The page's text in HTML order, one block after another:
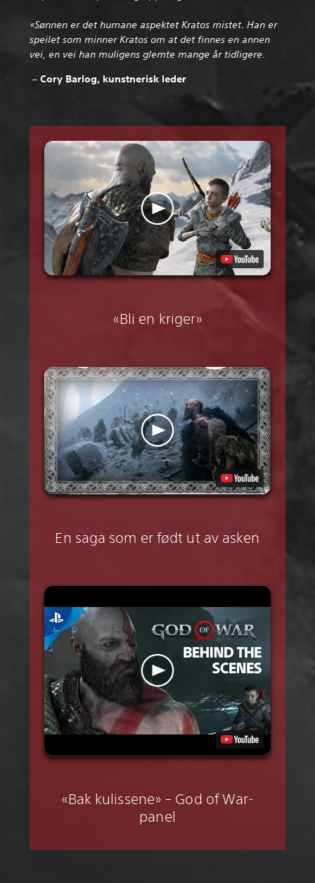
«Sønnen er det humane aspektet Kratos mistet. Han er
speilet som minner Kratos om at det finnes en annen
vei, en vei han muligens glemte mange år tidligere.
– Cory Barlog, kunstnerisk leder
«Bli en kriger»
En saga som er født ut av asken
«Bak kulissene» – God of War-
panel